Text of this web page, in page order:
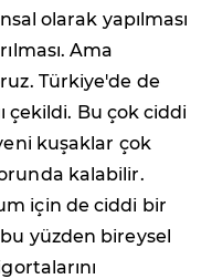
olarak yapılması
Ama
Türkiye'de de
çekildi. Bu çok ciddi
kuşaklar çok
kalabilir.
için de ciddi bir
yüzden bireysel